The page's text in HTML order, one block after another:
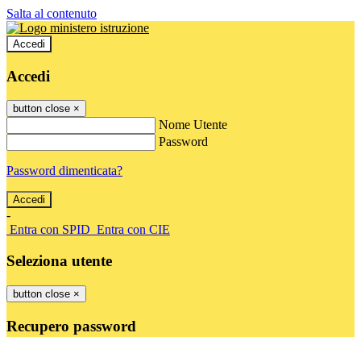
Salta al contenuto
Accedi
Accedi
button close ×
Nome Utente
Password
Password dimenticata?
-
Entra con SPID Entra con CIE
Seleziona utente
button close ×
Recupero password